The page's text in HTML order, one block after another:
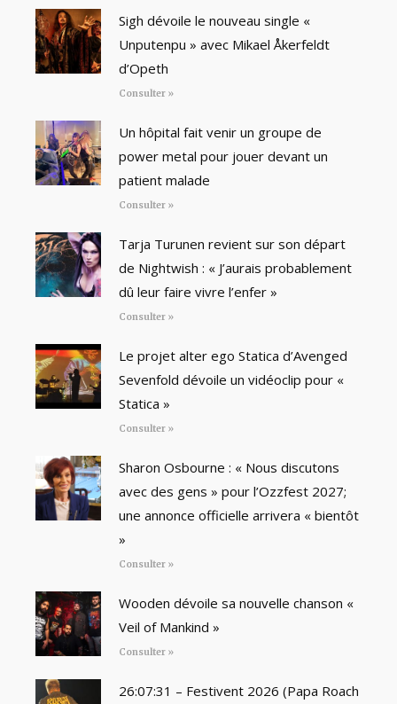
Sigh dévoile le nouveau single «
Unputenpu » avec Mikael Åkerfeldt
d’Opeth
Consulter »
Un hôpital fait venir un groupe de
power metal pour jouer devant un
patient malade
Consulter »
Tarja Turunen revient sur son départ
de Nightwish : « J’aurais probablement
dû leur faire vivre l’enfer »
Consulter »
Le projet alter ego Statica d’Avenged
Sevenfold dévoile un vidéoclip pour «
Statica »
Consulter »
Sharon Osbourne : « Nous discutons
avec des gens » pour l’Ozzfest 2027;
une annonce officielle arrivera « bientôt
»
Consulter »
Wooden dévoile sa nouvelle chanson «
Veil of Mankind »
Consulter »
26:07:31 – Festivent 2026 (Papa Roach